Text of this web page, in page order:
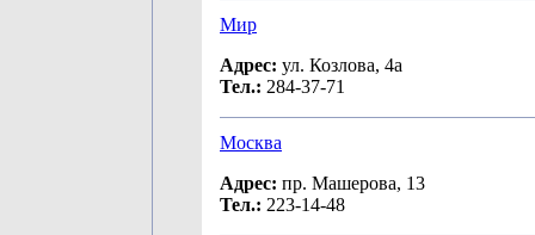
Мир
Адрес: ул. Козлова, 4а
Тел.: 284-37-71
Москва
Адрес: пр. Машерова, 13
Тел.: 223-14-48